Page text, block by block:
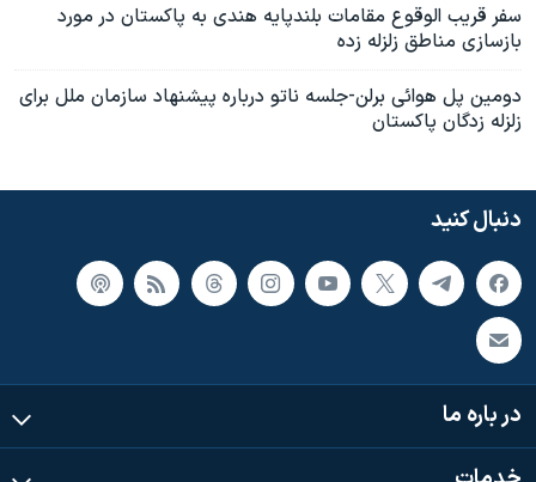
سفر قريب الوقوع مقامات بلندپايه هندی به پاکستان در مورد
بازسازی مناطق زلزله زده
دومين پل هوائی برلن-جلسه ناتو درباره پيشنهاد سازمان ملل برای
زلزله زدگان پاکستان
دنبال کنید
در باره ما